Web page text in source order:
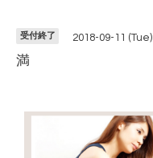
受付終了 2018-09-11 (Tue)
満